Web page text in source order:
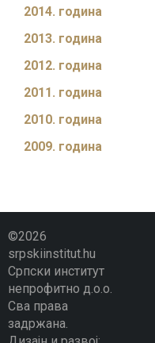
2014. година
2013. година
2012. година
2011. година
2010. година
2009. година
©2026
srpskiinstitut.hu
Српски институт
непрофитно д.о.о.
Сва права
задржана.